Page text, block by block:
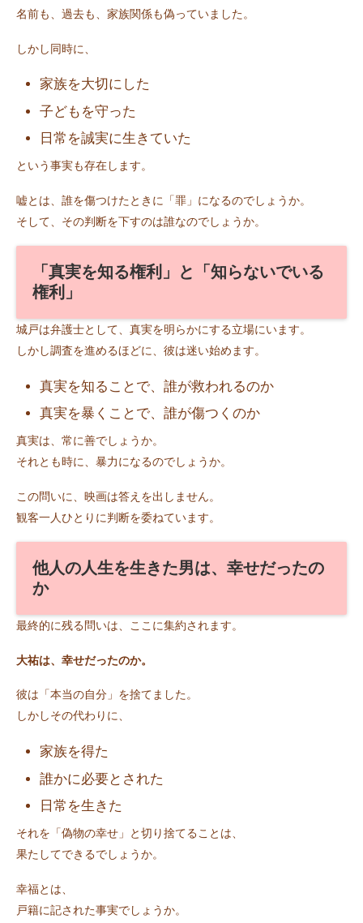
名前も、過去も、家族関係も偽っていました。
しかし同時に、
家族を大切にした
子どもを守った
日常を誠実に生きていた
という事実も存在します。
嘘とは、誰を傷つけたときに「罪」になるのでしょうか。
そして、その判断を下すのは誰なのでしょうか。
「真実を知る権利」と「知らないでいる
権利」
城戸は弁護士として、真実を明らかにする立場にいます。
しかし調査を進めるほどに、彼は迷い始めます。
真実を知ることで、誰が救われるのか
真実を暴くことで、誰が傷つくのか
真実は、常に善でしょうか。
それとも時に、暴力になるのでしょうか。
この問いに、映画は答えを出しません。
観客一人ひとりに判断を委ねています。
他人の人生を生きた男は、幸せだったの
か
最終的に残る問いは、ここに集約されます。
大祐は、幸せだったのか。
彼は「本当の自分」を捨てました。
しかしその代わりに、
家族を得た
誰かに必要とされた
日常を生きた
それを「偽物の幸せ」と切り捨てることは、
果たしてできるでしょうか。
幸福とは、
戸籍に記された事実でしょうか。